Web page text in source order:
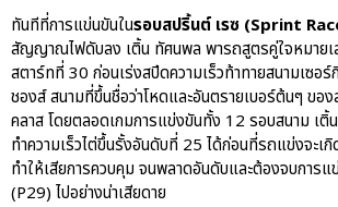
AAS
AAS Porsche
Bentley
career
news
Porsche
ทันทีที่การแข่นขันในรอบสปริ้นต์ เรซ (Sprint
สัญญาณไฟดับลง เติ้น ทัศนพล พารถสูตรคู่ใจหมายเ
สตาร์ทที่ 30 ก่อนเร่งสปีดความเร็วท้าทายสนามเซอ
ชองส์ สนามที่ขึ้นชื่อว่าโหดและอันตรายเบอร์ต้นๆ ขอ
คลาส โดยตลอดเกมการแข่งขันทั้ง 12 รอบสนาม เติ้
ทำความเร็วไต่ขึ้นรั้งอันดับที่ 25 ได้ก่อนที่รถแข่งจะเ
ทำให้เสียการควบคุม จนพลาดอันดับและต้องจบการ
(P29) ไปอย่างน่าเสียดาย